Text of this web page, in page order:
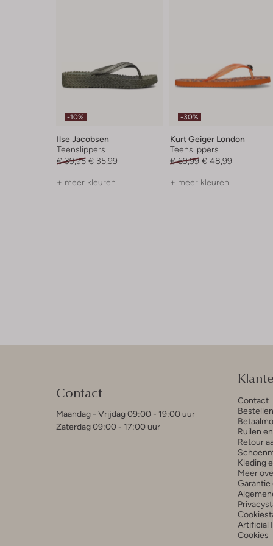
-10%
Ilse Jacobsen
Teenslippers
€ 39,95 € 35,99
+ meer kleuren
-30%
Kurt Geiger London
Teenslippers
€ 69,99 € 48,99
+ meer kleuren
Contact
Maandag - Vrijdag 09:00 - 19:00 uur
Zaterdag 09:00 - 17:00 uur
Contact
Ruilen
Retour
Kleding
Meer
Garantie
Artificial
Cookies